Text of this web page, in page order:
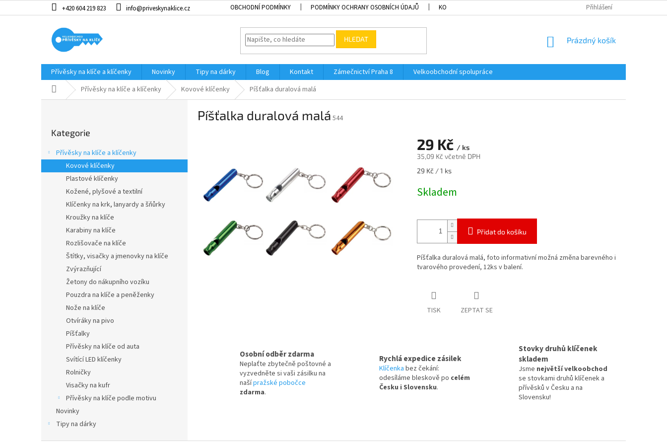
na
+420 604 219 823 info@priveskynaklice.cz OBCHODNÍ PODMÍNKY PODMÍNKY OCHRANY OSOBNÍCH ÚDAJŮ KONTAKT VELKOOBCHODNÍ SPOLUPRÁCE
Přihlášení
HLEDAT
NÁKUPNÍ
Prázdný košík
Přívěsky na klíče a klíčenky Novinky Tipy na dárky Blog Kontakt Zámečnictví Praha 8
Velkoobchodní spolupráce
Domů Přívěsky na klíče a klíčenky Kovové klíčenky Píšťalka duralová malá
a
n
kategorie
Kategorie
Přívěsky na klíče a klíčenky
Kovové klíčenky
Plastové klíčenky
Kožené, plyšové a textilní
Klíčenky na krk, lanyardy a šňůrky
Kroužky na klíče
Karabiny na klíče
Rozlišovače na klíče
Štítky, visačky a jmenovky na klíče
Zvýrazňující
Žetony do nákupního vozíku
Pouzdra na klíče a peněženky
Nože na klíče
Otvíráky na pivo
Píšťalky
Přívěsky na klíče od auta
Svítící LED klíčenky
Rolničky
Visačky na kufr
Přívěsky na klíče podle motivu
Novinky
Tipy na dárky
Píšťalka duralová malá 544
29 Kč / ks
35,09 Kč včetně DPH
Měrná
29 Kč / 1 ks
Skladem
Přidat do košíku
Píšťalka duralová malá, foto informativní možná změna barevného i
tvarového provedení, 12ks v balení.
TISK ZEPTAT SE
Osobní odběr zdarma
Neplaťte zbytečně poštovné a
vyzvedněte si vaši zásilku na
našípražské pobočce
zdarma.
Rychlá expedice zásilek
Klíčenka bez čekání:
odesíláme bleskově po celém
Česku i Slovensku.
Stovky druhů klíčenek
skladem
Jsme největší velkoobchod
se stovkami druhů klíčenek a
přívěsků v Česku a na
Slovensku!